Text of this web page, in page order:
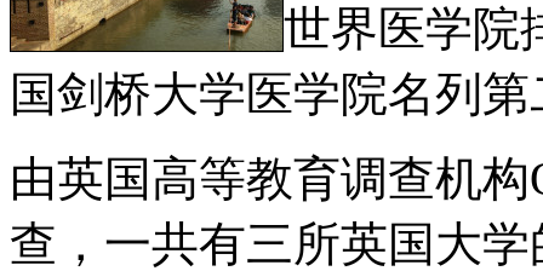
世界医学院
国剑桥大学医学院名列第
由英国高等教育调查机
查，一共有三所英国大